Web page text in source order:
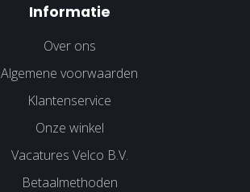
Informatie
Over ons
Algemene voorwaarden
Klantenservice
Onze winkel
Vacatures Velco B.V.
Betaalmethoden